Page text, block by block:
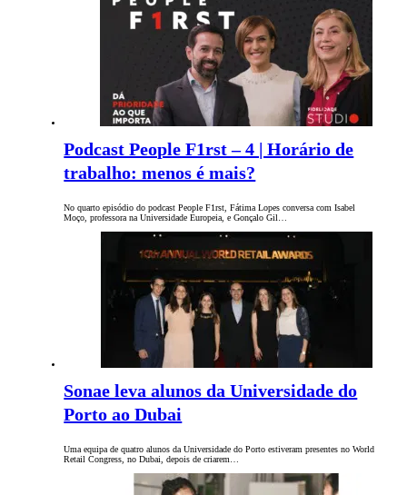
Podcast People F1rst – 4 | Horário de
trabalho: menos é mais?
No quarto episódio do podcast People F1rst, Fátima Lopes conversa com Isabel
Moço, professora na Universidade Europeia, e Gonçalo Gil…
Sonae leva alunos da Universidade do
Porto ao Dubai
Uma equipa de quatro alunos da Universidade do Porto estiveram presentes no World
Retail Congress, no Dubai, depois de criarem…